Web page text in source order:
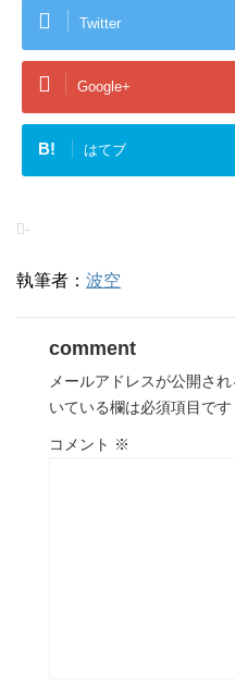
Twitter
Google+
B! はてブ
-
執筆者： 波空
comment
メールアドレスが公開さ
いている欄は必須項目です
コメント ※